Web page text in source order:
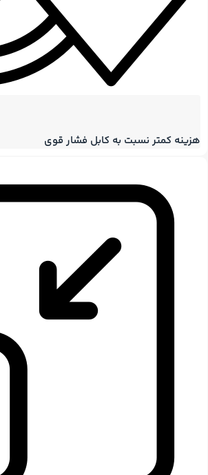
هزینه کمتر نسبت به کابل فشار قوی